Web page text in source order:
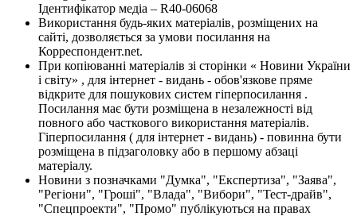
Ідентифікатор медіа – R40-06068
Використання будь-яких матеріалів, розміщених на
сайті, дозволяється за умови посилання на
Корреспондент.net.
При копіюванні матеріалів зі сторінки « Новини України
і світу» , для інтернет - видань - обов'язкове пряме
відкрите для пошукових систем гіперпосилання .
Посилання має бути розміщена в незалежності від
повного або часткового використання матеріалів.
Гіперпосилання ( для інтернет - видань) - повинна бути
розміщена в підзаголовку або в першому абзаці
матеріалу.
Новини з позначками "Думка", "Експертиза", "Заява",
"Регіони", "Гроші", "Влада", "Вибори", "Тест-драйв",
"Спецпроекти", "Промо" публікуються на правах